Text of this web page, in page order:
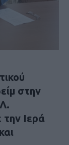
στην
Ιερά